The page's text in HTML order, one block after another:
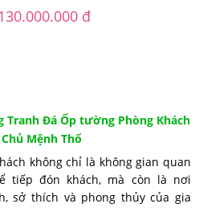
130.000.000 đ
Tranh Đá Ốp tường Phòng Khách
Mệnh Thổ
không chỉ là không gian quan
tiếp đón khách, mà còn là nơi
sở thích và phong thủy của gia